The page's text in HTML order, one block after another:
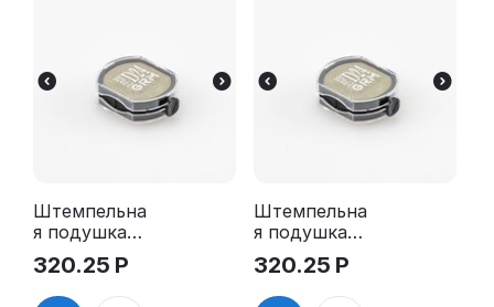
Штемпельна
я подушка
для GRM
R24 2Pads
320.25 Р
Штемпельна
я подушка
для GRM
R24 2Pads,
синяя
320.25 Р